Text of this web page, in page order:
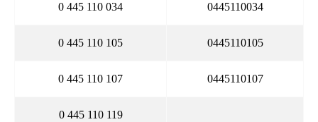
0 445 110 034 0445110034
0 445 110 105 0445110105
0 445 110 107 0445110107
0 445 110 119